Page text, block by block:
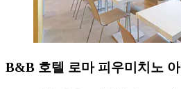
B&B 호텔 로마 피우미치노